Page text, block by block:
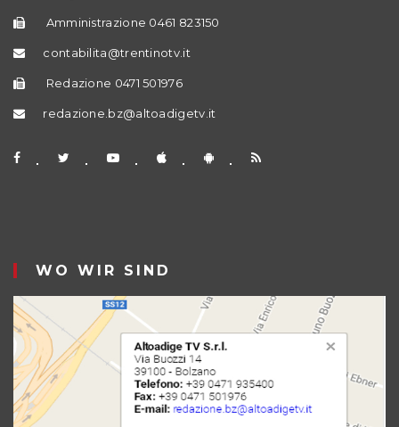
Amministrazione 0461 823150
contabilita@trentinotv.it
Redazione 0471 501976
redazione.bz@altoadigetv.it
WO WIR SIND